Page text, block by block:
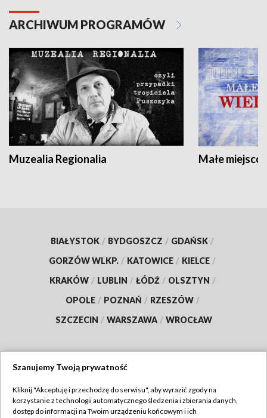
ARCHIWUM PROGRAMÓW
Muzealia Regionalia Małe
BIAŁYSTOK / BYDGOSZCZ / GDAŃSK /
GORZÓW WLKP. / KATOWICE / KIELCE /
KRAKÓW / LUBLIN / ŁÓDŹ / OLSZTYN /
OPOLE / POZNAŃ / RZESZÓW /
SZCZECIN / WARSZAWA / WROCŁAW
TVP
Szanujemy Twoją prywatność
Kliknij "Akceptuję i przechodzę do serwisu", aby wyrazić zgody na
korzystanie z technologii automatycznego śledzenia i zbierania danych,
dostęp do informacji na Twoim urządzeniu końcowym i ich